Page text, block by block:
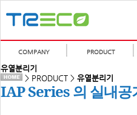
COMPANY PRODUCT
유열분리기
> PRODUCT > 유열분리기
IAP Series 의 실내공